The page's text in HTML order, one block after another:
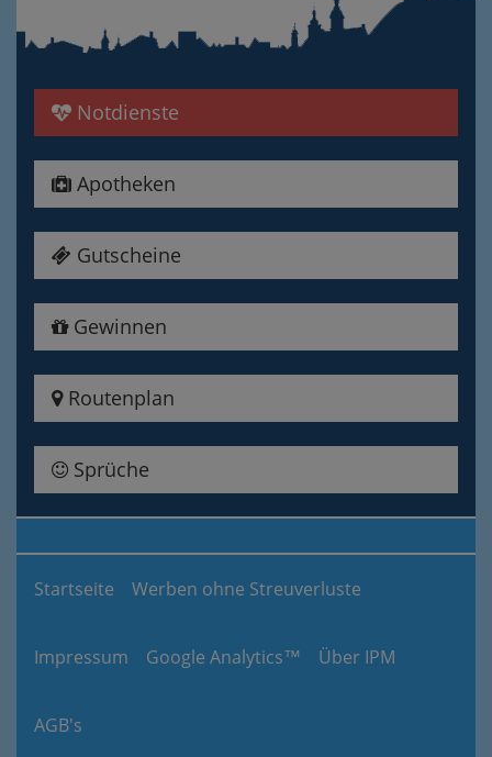
Notdienste
Apotheken
Gutscheine
Gewinnen
Routenplan
Sprüche
Startseite Werben ohne Streuverluste
Impressum Google Analytics™ Über IPM
AGB's